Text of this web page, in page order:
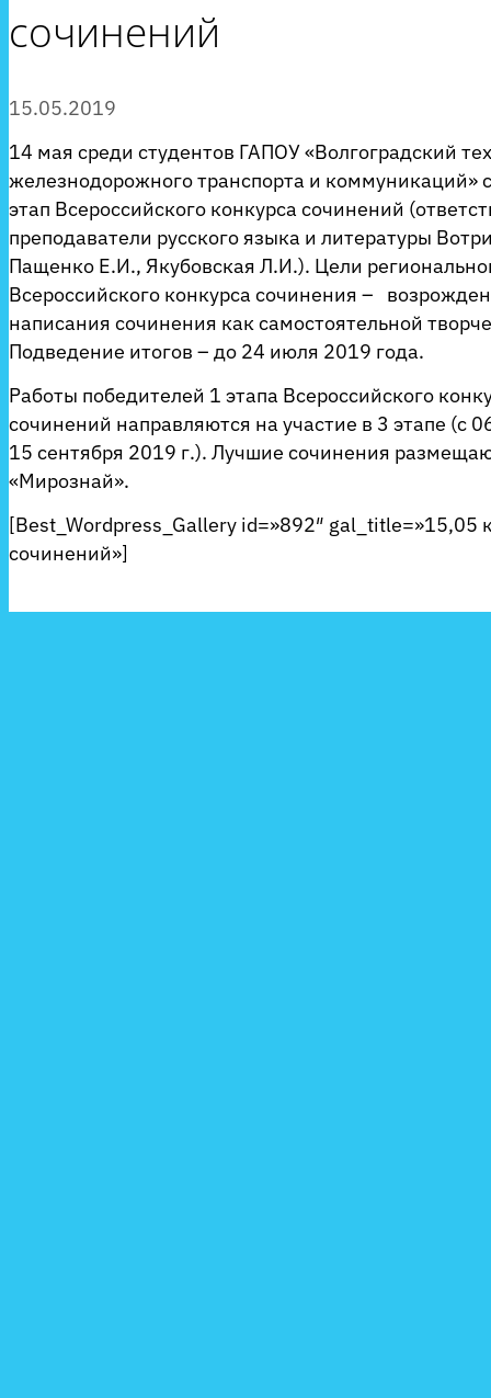
сочинений
15.05.2019
14 мая среди студентов ГАПОУ «Волгоградский
железнодорожного транспорта и коммуникаций»
этап Всероссийского конкурса сочинений
преподаватели русского языка и литературы
Пащенко Е.И., Якубовская Л.И.). Цели
Всероссийского конкурса сочинения –
написания сочинения как самостоятельной
Подведение итогов – до 24 июля 2019 года.
Работы победителей 1 этапа Всероссийского
сочинений направляются на участие в 3 этапе (с
15 сентября 2019 г.). Лучшие сочинения
«Мирознай».
[Best_Wordpress_Gallery id=»892″ gal_title=»15,05
сочинений»]